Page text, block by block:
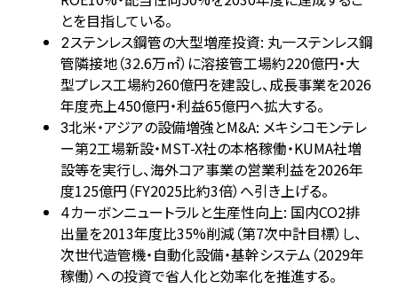
とを目指している。
2ステンレス鋼管の大型増産投資: 丸一ステンレス鋼
管隣接地（32.6万㎡）に溶接管工場約220億円・大
型プレス工場約260億円を建設し、成長事業を2026
年度売上450億円・利益65億円へ拡大する。
3北米・アジアの設備増強とM&A: メキシコモンテレ
ー第2工場新設・MST-X社の本格稼働・KUMA社増
設等を実行し、海外コア事業の営業利益を2026年
度125億円（FY2025比約3倍）へ引き上げる。
4カーボンニュートラルと生産性向上: 国内CO2排
出量を2013年度比35%削減（第7次中計目標）し、
次世代造管機・自動化設備・基幹システム（2029年
稼働）への投資で省人化と効率化を推進する。